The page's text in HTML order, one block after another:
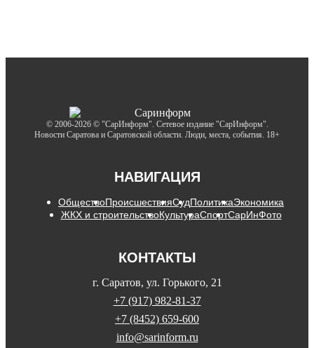
© 2006-2026 © "СарИнформ". Сетевое издание "СарИнформ".
Новости Саратова и Саратовской области. Люди, места, события. 18+
НАВИГАЦИЯ
ОбществоПроисшествияСудПолитикаЭкономика
ЖКХ и строительствоКультураСпортСарИнФото
КОНТАКТЫ
г. Саратов, ул. Горького, 21
+7 (917) 982-81-37
+7 (8452) 659-600
info@sarinform.ru